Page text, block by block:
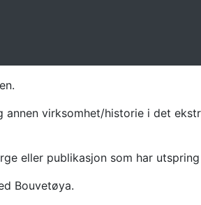
virksomhet/historie i det
eller publikasjon som har
Bouvetøya.